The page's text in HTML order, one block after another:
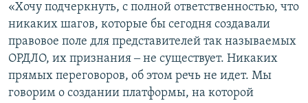
«Хочу подчеркнуть, с полной ответственностью, что
никаких шагов, которые бы сегодня создавали
правовое поле для представителей так называемых
ОРДЛО, их признания ‒ не существует. Никаких
прямых переговоров, об этом речь не идет. Мы
говорим о создании платформы, на которой